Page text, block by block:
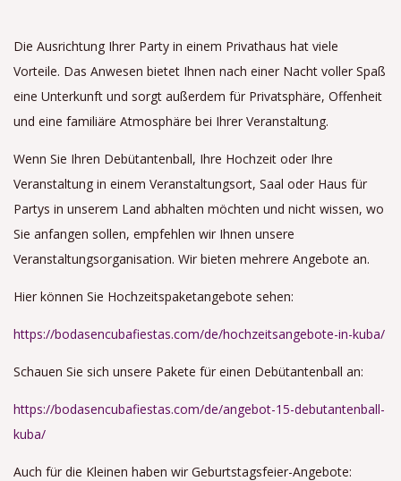
Die Ausrichtung Ihrer Party in einem Privathaus hat viele
Vorteile. Das Anwesen bietet Ihnen nach einer Nacht voller Spaß
eine Unterkunft und sorgt außerdem für Privatsphäre, Offenheit
und eine familiäre Atmosphäre bei Ihrer Veranstaltung.
Wenn Sie Ihren Debütantenball, Ihre Hochzeit oder Ihre
Veranstaltung in einem Veranstaltungsort, Saal oder Haus für
Partys in unserem Land abhalten möchten und nicht wissen, wo
Sie anfangen sollen, empfehlen wir Ihnen unsere
Veranstaltungsorganisation. Wir bieten mehrere Angebote an.
Hier können Sie Hochzeitspaketangebote sehen:
https://bodasencubafiestas.com/de/hochzeitsangebote-in-kuba/
Schauen Sie sich unsere Pakete für einen Debütantenball an:
https://bodasencubafiestas.com/de/angebot-15-debutantenball-
kuba/
Auch für die Kleinen haben wir Geburtstagsfeier-Angebote: